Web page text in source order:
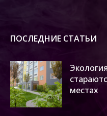
ПОСЛЕДНИЕ СТАТЬИ
местах